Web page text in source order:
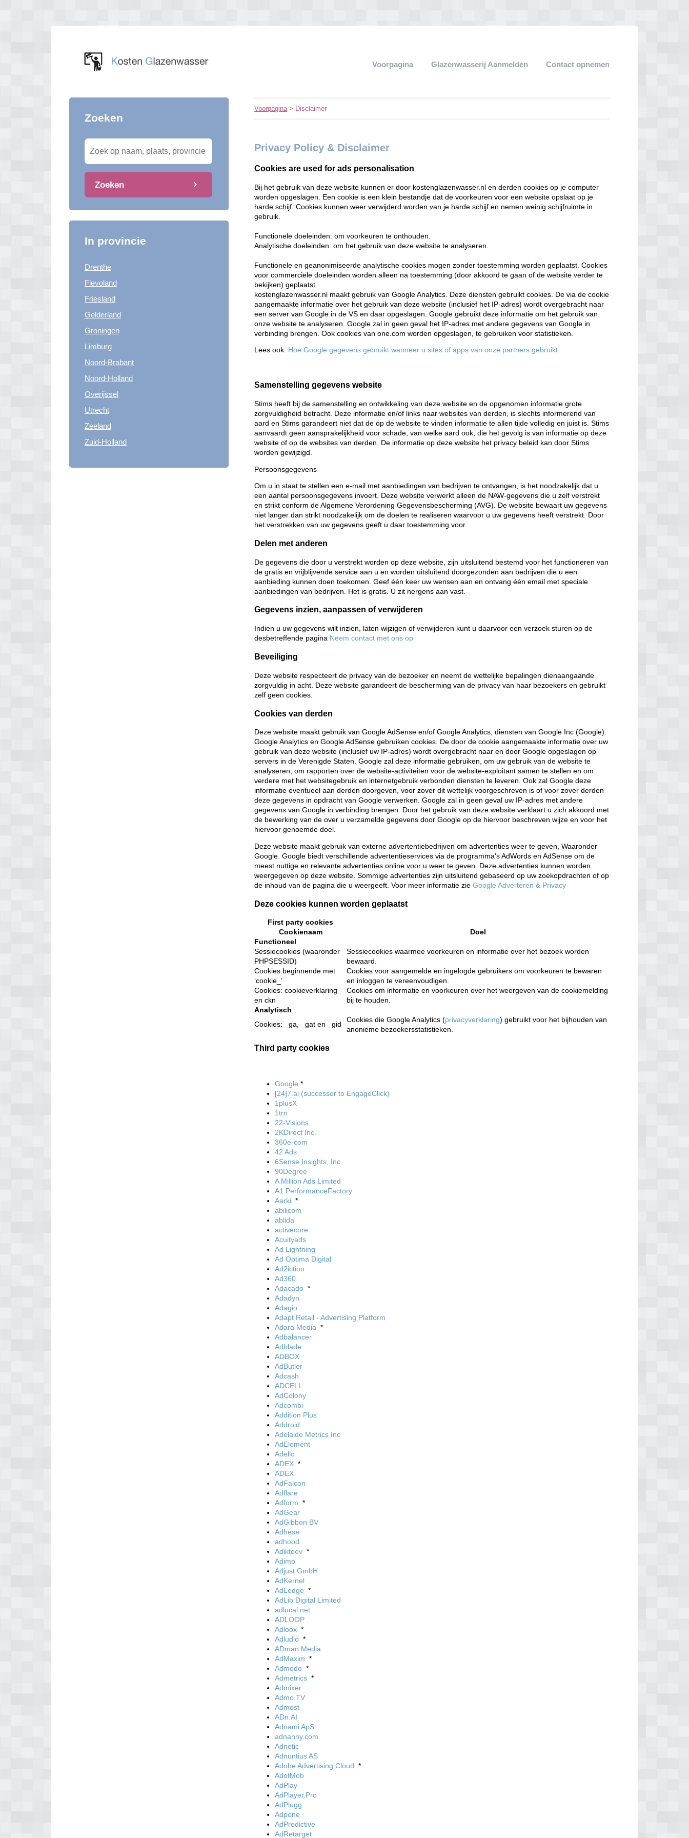
Voorpagina Glazenwasserij Aanmelden Contact opnemen
Zoeken
Zoeken
In provincie
Drenthe
Flevoland
Friesland
Gelderland
Groningen
Limburg
Noord-Brabant
Noord-Holland
Overijssel
Utrecht
Zeeland
Zuid-Holland
Voorpagina> Disclaimer
Privacy Policy & Disclaimer
Cookies are used for ads personalisation
Bij het gebruik van deze website kunnen er door kostenglazenwasser.nl en derden cookies op je computer
worden opgeslagen. Een cookie is een klein bestandje dat de voorkeuren voor een website opslaat op je
harde schijf. Cookies kunnen weer verwijderd worden van je harde schijf en nemen weinig schijfruimte in
gebruik.
Functionele doeleinden: om voorkeuren te onthouden.
Analytische doeleinden: om het gebruik van deze website te analyseren.
Functionele en geanonimiseerde analytische cookies mogen zonder toestemming worden geplaatst. Cookies
voor commerciële doeleinden worden alleen na toestemming (door akkoord te gaan of de website verder te
bekijken) geplaatst.
kostenglazenwasser.nl maakt gebruik van Google Analytics. Deze diensten gebruikt cookies. De via de cookie
aangemaakte informatie over het gebruik van deze website (inclusief het IP-adres) wordt overgebracht naar
een server van Google in de VS en daar opgeslagen. Google gebruikt deze informatie om het gebruik van
onze website te analyseren. Google zal in geen geval het IP-adres met andere gegevens van Google in
verbinding brengen. Ook cookies van one.com worden opgeslagen, te gebruiken voor statistieken.
Lees ook: Hoe Google gegevens gebruikt wanneer u sites of apps van onze partners gebruikt.
Samenstelling gegevens website
Stims heeft bij de samenstelling en ontwikkeling van deze website en de opgenomen informatie grote
zorgvuldigheid betracht. Deze informatie en/of links naar websites van derden, is slechts informerend van
aard en Stims garandeert niet dat de op de website te vinden informatie te allen tijde volledig en juist is. Stims
aanvaardt geen aansprakelijkheid voor schade, van welke aard ook, die het gevolg is van informatie op deze
website of op de websites van derden. De informatie op deze website het privacy beleid kan door Stims
worden gewijzigd.
Persoonsgegevens
Om u in staat te stellen een e-mail met aanbiedingen van bedrijven te ontvangen, is het noodzakelijk dat u
een aantal persoonsgegevens invoert. Deze website verwerkt alleen de NAW-gegevens die u zelf verstrekt
en strikt conform de Algemene Verordening Gegevensbescherming (AVG). De website bewaart uw gegevens
niet langer dan strikt noodzakelijk om de doelen te realiseren waarvoor u uw gegevens heeft verstrekt. Door
het verstrekken van uw gegevens geeft u daar toestemming voor.
Delen met anderen
De gegevens die door u verstrekt worden op deze website, zijn uitsluitend bestemd voor het functioneren van
de gratis en vrijblijvende service aan u en worden uitsluitend doorgezonden aan bedrijven die u een
aanbieding kunnen doen toekomen. Geef één keer uw wensen aan en ontvang één email met speciale
aanbiedingen van bedrijven. Het is gratis. U zit nergens aan vast.
Gegevens inzien, aanpassen of verwijderen
Indien u uw gegevens wilt inzien, laten wijzigen of verwijderen kunt u daarvoor een verzoek sturen op de
desbetreffende pagina Neem contact met ons op
Beveiliging
Deze website respecteert de privacy van de bezoeker en neemt de wettelijke bepalingen dienaangaande
zorgvuldig in acht. Deze website garandeert de bescherming van de privacy van haar bezoekers en gebruikt
zelf geen cookies.
Cookies van derden
Deze website maakt gebruik van Google AdSense en/of Google Analytics, diensten van Google Inc (Google).
Google Analytics en Google AdSense gebruiken cookies. De door de cookie aangemaakte informatie over uw
gebruik van deze website (inclusief uw IP-adres) wordt overgebracht naar en door Google opgeslagen op
servers in de Verenigde Staten. Google zal deze informatie gebruiken, om uw gebruik van de website te
analyseren, om rapporten over de website-activiteiten voor de website-exploitant samen te stellen en om
verdere met het websitegebruik en internetgebruik verbonden diensten te leveren. Ook zal Google deze
informatie eventueel aan derden doorgeven, voor zover dit wettelijk voorgeschreven is of voor zover derden
deze gegevens in opdracht van Google verwerken. Google zal in geen geval uw IP-adres met andere
gegevens van Google in verbinding brengen. Door het gebruik van deze website verklaart u zich akkoord met
de bewerking van de over u verzamelde gegevens door Google op de hiervoor beschreven wijze en voor het
hiervoor genoemde doel.
Deze website maakt gebruik van externe advertentiebedrijven om advertenties weer te geven, Waaronder
Google. Google biedt verschillende advertentieservices via de programma's AdWords en AdSense om de
meest nuttige en relevante advertenties online voor u weer te geven. Deze advertenties kunnen worden
weergegeven op deze website. Sommige advertenties zijn uitsluitend gebaseerd op uw zoekopdrachten of op
de inhoud van de pagina die u weergeeft. Voor meer informatie zieGoogle Adverteren & Privacy
Deze cookies kunnen worden geplaatst
First party cookies
Cookienaam
Doel
Functioneel
Sessiecookies (waaronder
PHPSESSID)
Sessiecookies waarmee voorkeuren en informatie over het bezoek worden
bewaard.
Cookies beginnende met
‘cookie_’
Cookies voor aangemelde en ingelogde gebruikers om voorkeuren te bewaren
en inloggen te vereenvoudigen.
Cookies: cookieverklaring
en ckn
Cookies om informatie en voorkeuren over het weergeven van de cookiemelding
bij te houden.
Analytisch
Cookies: _ga, _gat en _gid
Cookies die Google Analytics (privacyverklaring) gebruikt voor het bijhouden van
anonieme bezoekersstatistieken.
Third party cookies
Google *
[24]7.ai (successor to EngageClick)
1plusX
1trn
22-Visions
2KDirect Inc.
360e-com
42 Ads
6Sense Insights, Inc
90Degree
A Million Ads Limited
A1 PerformanceFactory
Aarki *
abilicom
ablida
activecore
Acuityads
Ad Lightning
Ad Optima Digital
Ad2iction
Ad360
Adacado *
Adadyn
Adagio
Adapt Retail - Advertising Platform
Adara Media *
Adbalancer
Adblade
ADBOX
AdButler
Adcash
ADCELL
AdColony
Adcombi
Addition Plus
Addroid
Adelaide Metrics Inc
AdElement
Adello
ADEX *
ADEX
AdFalcon
Adflare
Adform *
AdGear
AdGibbon BV
Adhese
adhood
Adikteev *
Adimo
Adjust GmbH
AdKernel
AdLedge *
AdLib Digital Limited
adlocal.net
ADLOOP
Adloox *
Adludio *
ADman Media
AdMaxim *
Admedo *
Admetrics *
Admixer
Admo.TV
Admost
ADn.AI
Adnami ApS
adnanny.com
Adnetic
Adnuntius AS
Adobe Advertising Cloud *
AdotMob
AdPlay
AdPlayer.Pro
AdPlugg
Adpone
AdPredictive
AdRetarget